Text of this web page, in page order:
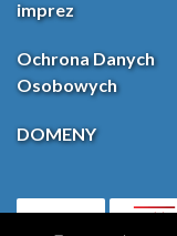
imprez
Ochrona Danych
Osobowych
DOMENY